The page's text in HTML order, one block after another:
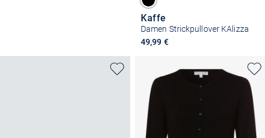
Kaffe
Damen Strickpullover KAlizza
49,99 €